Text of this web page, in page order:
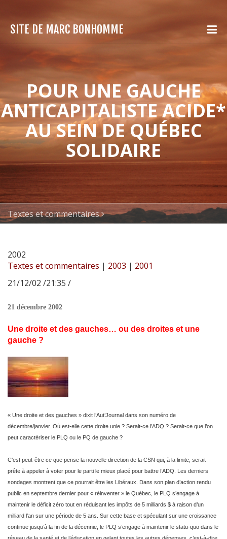
SITE DE MARC BONHOMME
POUR UNE GAUCHE
ANTICAPITALISTE ACIDE*
AU SEIN DE QUÉBEC
SOLIDAIRE
Textes et commentaires
2002
Textes et commentaires | 2003 | 2001
21/12/02 /21:35 /
21 décembre 2002
Une droite et des gauches… ou des droites et une
gauche ?
« Une droite et des gauches » dixit l’Aut’Journal dans son numéro de
décembre/janvier. Où est-elle cette droite unie ? Serait-ce l’ADQ ? Serait-ce que l’on
peut caractériser le PLQ ou le PQ de gauche ?
C’est peut-être ce que pense la nouvelle direction de la CSN qui, à la limite, serait
prête à appeler à voter pour le parti le mieux placé pour battre l’ADQ. Les derniers
sondages montrent que ce pourrait être les Libéraux. Dans son plan d’action rendu
public en septembre dernier pour « réinventer » le Québec, le PLQ s’engage à
maintenir le déficit zéro tout en réduisant les impôts de 5 milliards $ à raison d’un
milliard l’an sur une période de 5 ans. Sur cette base et spéculant sur une croissance
continue jusqu’à la fin de la décennie, le PLQ s’engage à maintenir le statu-quo dans le